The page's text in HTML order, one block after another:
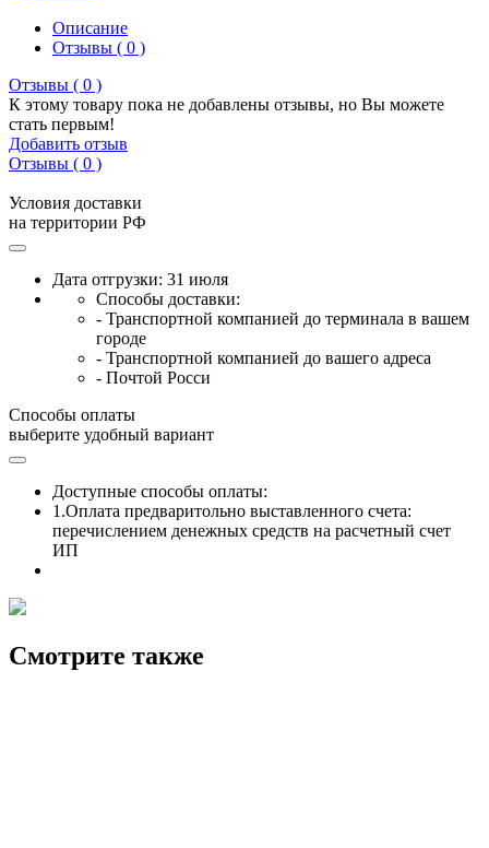
Описание
Отзывы ( 0 )
Отзывы ( 0 )
К этому товару пока не добавлены отзывы, но Вы можете
стать первым!
Добавить отзыв
Отзывы ( 0 )
Условия доставки
на территории РФ
Дата отгрузки: 31 июля
Способы доставки:
- Транспортной компанией до терминала в вашем
городе
- Транспортной компанией до вашего адреса
- Почтой Росси
Способы оплаты
выберите удобный вариант
Доступные способы оплаты:
1.Оплата предваритольно выставленного счета:
перечислением денежных средств на расчетный счет
ИП
Смотрите также